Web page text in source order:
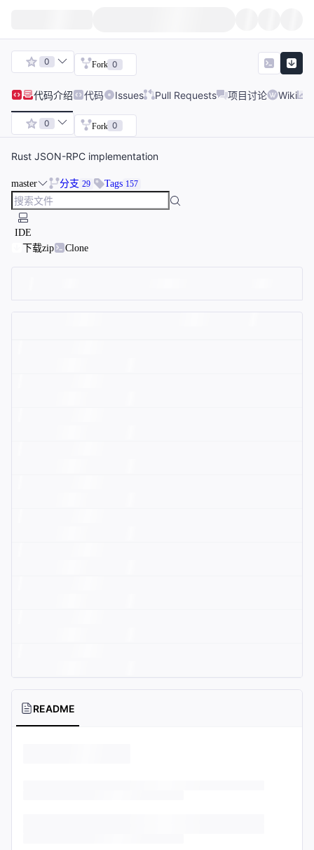
0 Fork 0
代码介绍 代码 Issues Pull Requests 项目讨论 Wiki
0 Fork 0
Rust JSON-RPC implementation
master 分支 29 Tags 157
IDE
下载zip
Clone
README